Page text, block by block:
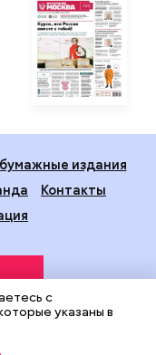
издания
Контакты
с
указаны в